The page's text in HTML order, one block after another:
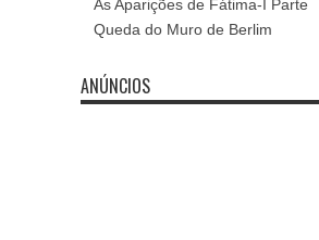
As Aparições de Fátima-I Parte
Queda do Muro de Berlim
ANÚNCIOS